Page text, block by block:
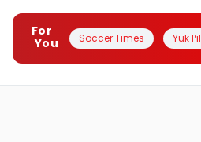
For
You
Soccer Times Yuk